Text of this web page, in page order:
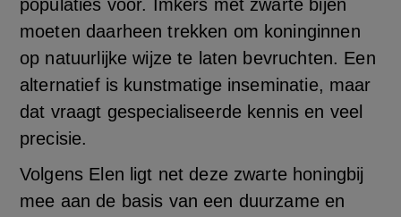
populaties voor. Imkers met zwarte bijen
moeten daarheen trekken om koninginnen
op natuurlijke wijze te laten bevruchten. Een
alternatief is kunstmatige inseminatie, maar
dat vraagt gespecialiseerde kennis en veel
precisie.
Volgens Elen ligt net deze zwarte honingbij
mee aan de basis van een duurzame en